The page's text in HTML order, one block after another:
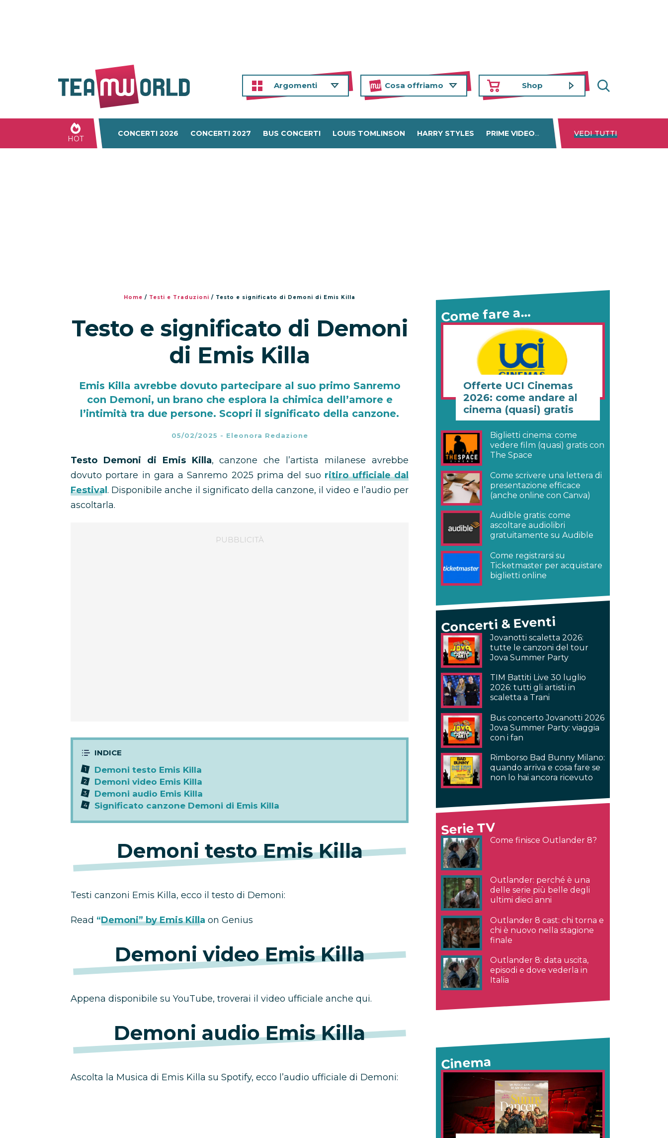
Argomenti Cosa offriamo Shop
HOT
CONCERTI 2026 CONCERTI 2027 BUS CONCERTI LOUIS TOMLINSON HARRY STYLES PRIME VIDEO DISNEY+ NETFLIX
VEDI TUTTI
Home / Testi e Traduzioni / Testo e significato di Demoni di Emis Killa
Testo e significato di Demoni
di Emis Killa
Emis Killa avrebbe dovuto partecipare al suo primo Sanremo
con Demoni, un brano che esplora la chimica dell’amore e
l’intimità tra due persone. Scopri il significato della canzone.
05/02/2025 - Eleonora Redazione
Testo Demoni di Emis Killa, canzone che l’artista milanese avrebbe
dovuto portare in gara a Sanremo 2025 prima del suo ritiro ufficiale dal
Festival . Disponibile anche il significato della canzone, il video e l’audio per
ascoltarla.
Demoni testo Emis Killa
Demoni video Emis Killa
Demoni audio Emis Killa
Significato canzone Demoni di Emis Killa
Demoni testo Emis Killa
Testi canzoni Emis Killa, ecco il testo di Demoni:
Read “Demoni” by Emis Killa on Genius
Demoni video Emis Killa
Appena disponibile su YouTube, troverai il video ufficiale anche qui.
Demoni audio Emis Killa
Ascolta la Musica di Emis Killa su Spotify, ecco l’audio ufficiale di Demoni:
Come fare a…
Offerte UCI Cinemas
2026: come andare al
cinema (quasi) gratis
Biglietti cinema: come
vedere film (quasi) gratis con
The Space
Come scrivere una lettera di
presentazione efficace
(anche online con Canva)
Audible gratis: come
ascoltare audiolibri
gratuitamente su Audible
Come registrarsi su
Ticketmaster per acquistare
biglietti online
Concerti & Eventi
Jovanotti scaletta 2026:
tutte le canzoni del tour
Jova Summer Party
TIM Battiti Live 30 luglio
2026: tutti gli artisti in
scaletta a Trani
Bus concerto Jovanotti 2026
Jova Summer Party: viaggia
con i fan
Rimborso Bad Bunny Milano:
quando arriva e cosa fare se
non lo hai ancora ricevuto
Serie TV
Come finisce Outlander 8?
Outlander: perché è una
delle serie più belle degli
ultimi dieci anni
Outlander 8 cast: chi torna e
chi è nuovo nella stagione
finale
Outlander 8: data uscita,
episodi e dove vederla in
Italia
Cinema